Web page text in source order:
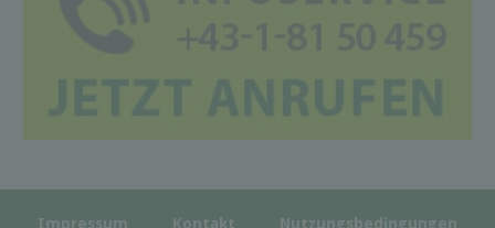
Impressum Kontakt Nutzungsbedingungen